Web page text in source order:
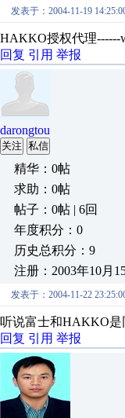
发表于：2004-11-19
HAKKO授权代理------
回复 引用 举报
darongtou
关注 私信
精华：0帖
求助：0帖
帖子：0帖 | 6回
年度积分：0
历史总积分：9
注册：2003年10月
发表于：2004-11-22
听说富士和HAKKO是
回复 引用 举报